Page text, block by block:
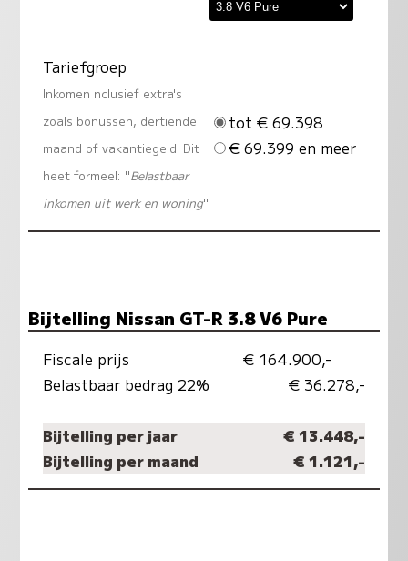
Tariefgroep
Inkomen nclusief extra's
zoals bonussen, dertiende
maand of vakantiegeld. Dit
heet formeel: "Belastbaar
inkomen uit werk en woning"
tot € 69.398
€ 69.399 en meer
Bijtelling Nissan GT-R 3.8 V6 Pure
Fiscale prijs
€ 164.900,-
Belastbaar bedrag 22%
€ 36.278,-
Bijtelling per jaar
€ 13.448,-
Bijtelling per maand
€ 1.121,-